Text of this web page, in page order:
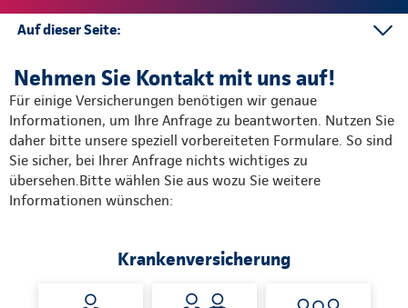
Auf dieser Seite:
Online abschließen
Telefon
Nehmen Sie Kontakt mit uns auf!
Für einige Versicherungen benötigen wir genaue
Informationen, um Ihre Anfrage zu beantworten. Nutzen Sie
daher bitte unsere speziell vorbereiteten Formulare. So sind
Sie sicher, bei Ihrer Anfrage nichts wichtiges zu
übersehen.Bitte wählen Sie aus wozu Sie weitere
Informationen wünschen:
Krankenversicherung